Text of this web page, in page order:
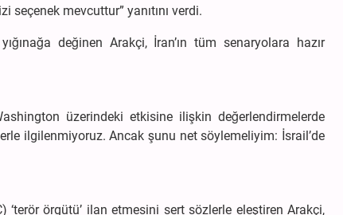
seçenek mevcuttur” yanıtını verdi.
değinen Arakçi, İran’ın tüm senaryolara hazır
üzerindeki etkisine ilişkin değerlendirmelerde
ilgilenmiyoruz. Ancak şunu net söylemeliyim: İsrail’de
‘terör örgütü’ ilan etmesini sert sözlerle eleştiren Arakçi,